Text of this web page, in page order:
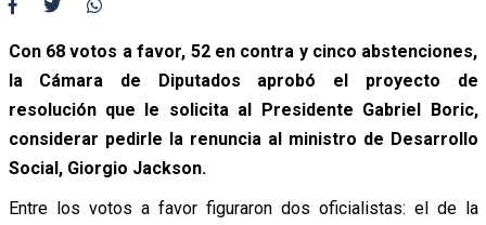
Con 68 votos a favor, 52 en contra y cinco abstenciones,
la Cámara de Diputados aprobó el proyecto de
resolución que le solicita al Presidente Gabriel Boric,
considerar pedirle la renuncia al ministro de Desarrollo
Social, Giorgio Jackson.
Entre los votos a favor figuraron dos oficialistas: el de la